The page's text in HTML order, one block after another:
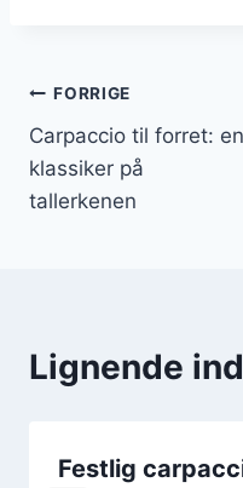
FORRIGE
Carpaccio til forret: en
klassiker på
tallerkenen
Lignende
Festlig